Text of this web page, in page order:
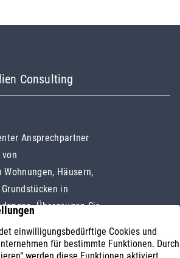
Consulting
Ansprechpartner
Häusern,
in
Überzeugen Sie
Impressum